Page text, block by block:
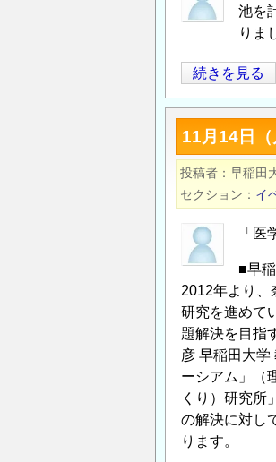
基
す
る
ま
ち
づ
く
り
（MBT）
コ
キ
ウ
ム」
開
催
の
お
池を
りま
圃
場
用
の
用
た
め
池
計
画
す
る
場
合
に
期
続きを見る
11月14日
投稿者 早稲田
セクション
イ
「
■早
2012年より、
研究を進めて
題解決を目指
彦 早稲田大
ーシアム」（
くり）研究所
の解決に対し
ります。